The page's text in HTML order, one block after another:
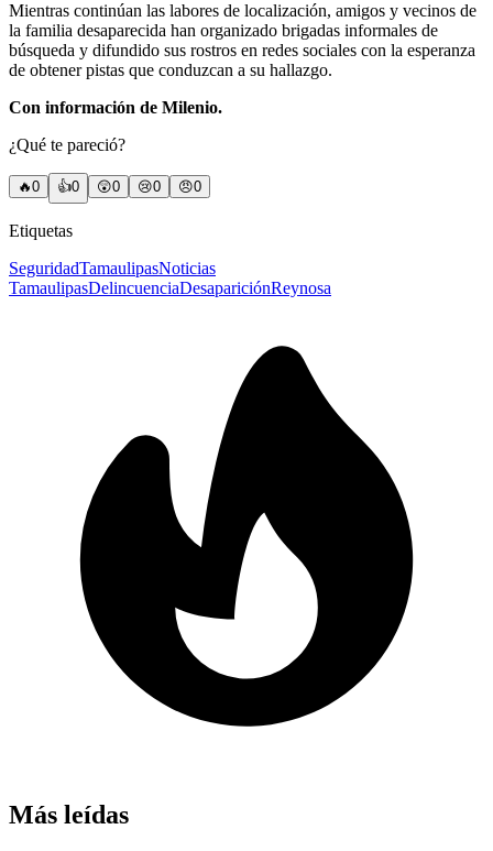
Mientras continúan las labores de localización, amigos y vecinos de
la familia desaparecida han organizado brigadas informales de
búsqueda y difundido sus rostros en redes sociales con la esperanza
de obtener pistas que conduzcan a su hallazgo.
Con información de Milenio.
¿Qué te pareció?
🔥0 👍0 😲0 😢0 😠0
Etiquetas
SeguridadTamaulipasNoticias
TamaulipasDelincuenciaDesapariciónReynosa
Más leídas